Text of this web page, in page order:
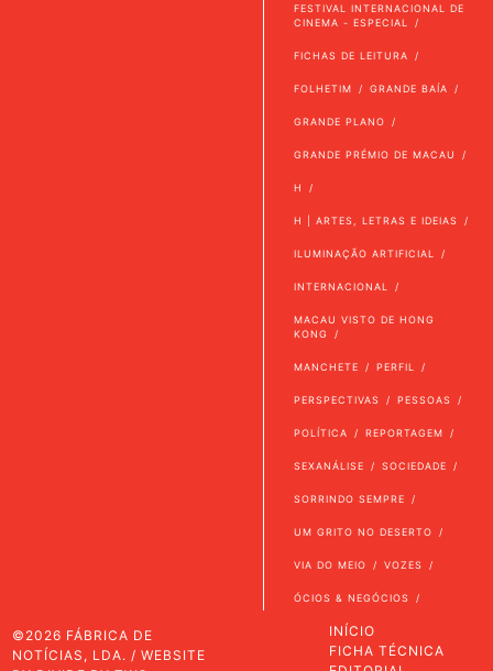
FESTIVAL INTERNACIONAL DE
CINEMA - ESPECIAL
FICHAS DE LEITURA
FOLHETIM GRANDE BAÍA
GRANDE PLANO
GRANDE PRÉMIO DE MACAU
H
H | ARTES, LETRAS E IDEIAS
ILUMINAÇÃO ARTIFICIAL
INTERNACIONAL
MACAU VISTO DE HONG
KONG
MANCHETE PERFIL
PERSPECTIVAS PESSOAS
POLÍTICA REPORTAGEM
SEXANÁLISE SOCIEDADE
SORRINDO SEMPRE
UM GRITO NO DESERTO
VIA DO MEIO VOZES
ÓCIOS & NEGÓCIOS
©2026 FÁBRICA DE
NOTÍCIAS, LDA. / WEBSITE
INÍCIO
FICHA TÉCNICA